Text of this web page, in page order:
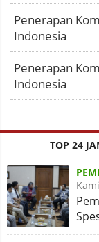
Penerapan
Indonesia
Penerapan
Indonesia
TOP 24